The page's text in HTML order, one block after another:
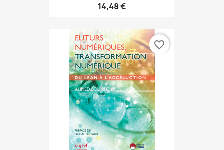
14,48 €
favorite_border